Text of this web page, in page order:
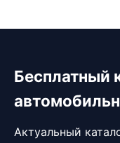
Бесплатный
Актуальный